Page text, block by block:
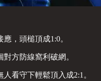
，頭槌頂成1:0。
方防線窩利破網。
看守下輕鬆頂入成2:1。